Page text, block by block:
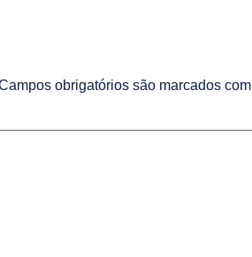
obrigatórios são marcados com